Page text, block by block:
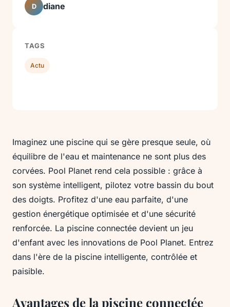
Imaginez une piscine qui se gère presque seule, où
équilibre de l'eau et maintenance ne sont plus des
corvées. Pool Planet rend cela possible : grâce à
son système intelligent, pilotez votre bassin du bout
des doigts. Profitez d'une eau parfaite, d'une
gestion énergétique optimisée et d'une sécurité
renforcée. La piscine connectée devient un jeu
d'enfant avec les innovations de Pool Planet. Entrez
dans l'ère de la piscine intelligente, contrôlée et
paisible.
Avantages de la piscine connectée
D diane
TAGS
Actu